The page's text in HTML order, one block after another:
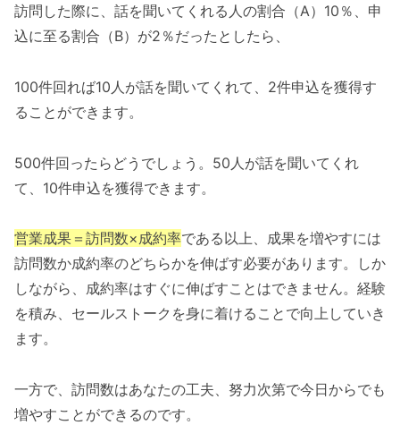
訪問した際に、話を聞いてくれる人の割合（A）10％、申
込に至る割合（B）が2％だったとしたら、
100件回れば10人が話を聞いてくれて、2件申込を獲得す
ることができます。
500件回ったらどうでしょう。50人が話を聞いてくれ
て、10件申込を獲得できます。
営業成果＝訪問数×成約率である以上、成果を増やすには
訪問数か成約率のどちらかを伸ばす必要があります。しか
しながら、成約率はすぐに伸ばすことはできません。経験
を積み、セールストークを身に着けることで向上していき
ます。
一方で、訪問数はあなたの工夫、努力次第で今日からでも
増やすことができるのです。